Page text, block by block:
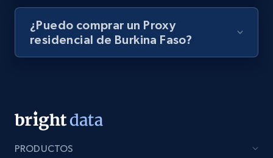
¿Puedo comprar un Proxy
residencial de Burkina Faso?
PRODUCTOS